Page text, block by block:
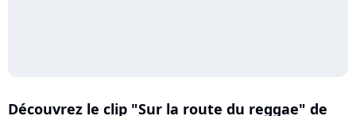
Découvrez le clip "Sur la route du reggae" de